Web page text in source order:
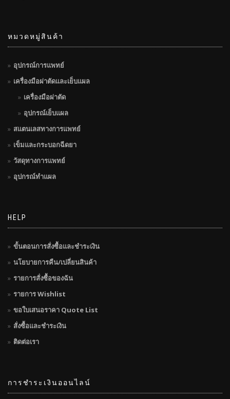
หมวดหมู่สินค้า
อุปกรณ์การแพทย์
เครื่องมือผ่าตัดและเย็บแผล
เครื่องมือผ่าตัด
อุปกรณ์เย็บแผล
สแตนเลสทางการแพทย์
เข็มและกระบอกฉีดยา
วัสดุทางการแพทย์
อุปกรณ์ทำแผล
HELP
ขั้นตอนการสั่งซื้อและชำระเงิน
นโยบายการคืน/เปลี่ยนสินค้า
รายการสั่งซื้อของฉัน
รายการ Wishlist
ขอใบเสนอราคา Quote List
สั่งซื้อและชำระเงิน
ติดต่อเรา
การชำระเงินออนไลน์